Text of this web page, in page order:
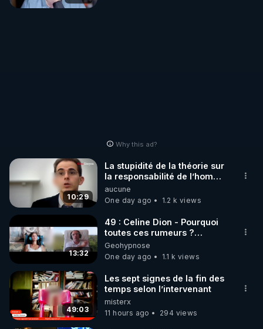
Why this ad?
10:29
La stupidité de la théorie sur
la responsabilité de l’homme
concernant le dioxyde de
carbone.
aucune
One day ago
1.2 k views
13:32
49 : Celine Dion - Pourquoi
toutes ces rumeurs ?
Enquête sous hypnose
Geohypnose
One day ago
1.1 k views
49:03
Les sept signes de la fin des
temps selon l’intervenant
misterx
11 hours ago
294 views